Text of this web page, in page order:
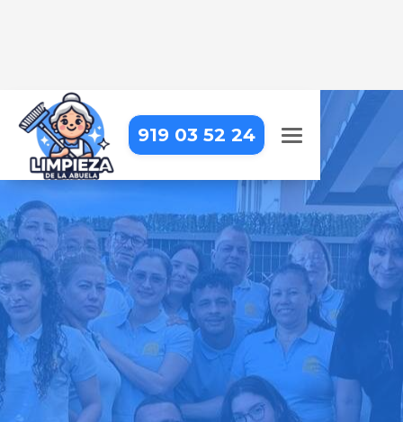
919 03 52 24
LIMPIEZA DE COMUNIDADES
EN FUENTIDUEÑA DE TAJO
Cuidamos cada rincón de tu
comunidad para un entorno limpio
y agradable
Pide tu presupuesto gratis